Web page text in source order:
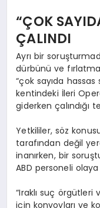
“ÇOK
ÇALINDI
Ayrı bir
dürbünü ve
“çok sayıda hassas
kentindeki İleri
giderken çalındığı
Yetkililer, söz
tarafından değil
inanırken, bir
ABD personeli olaya
“Iraklı suç
için konvoyları ve